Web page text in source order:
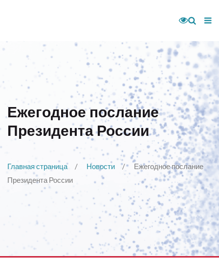
Ежегодное послание
Президента России
Главная страница Новости
Ежегодное послание
Президента России